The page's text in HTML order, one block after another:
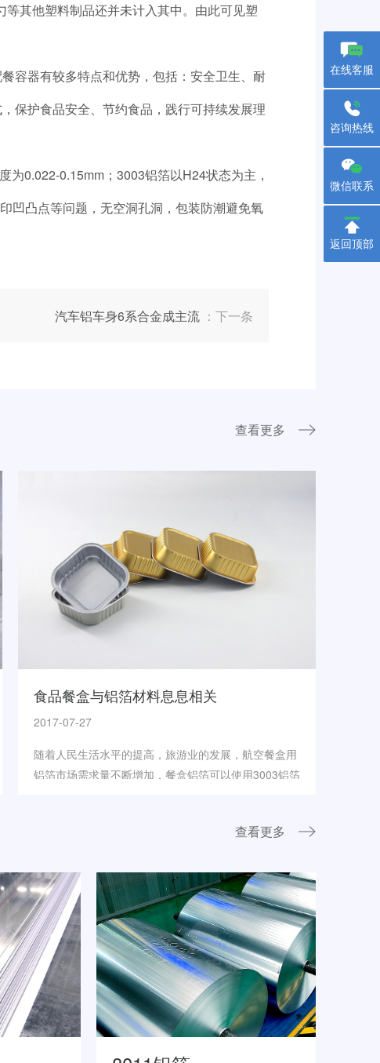
其他塑料制品还并未计入其中。由此可见塑
容器有较多特点和优势，包括：安全卫生、耐
保护食品安全、节约食品，践行可持续发展理
0.022-0.15mm；3003铝箔以H24状态为主，
凹凸点等问题，无空洞孔洞，包装防潮避免氧
汽车铝车身6系合金成主流 ：下一条
查看更多
食品餐盒与铝箔材料息息相关
2017-07-27
随着人民生活水平的提高，旅游业的发展，航空餐盒用
铝箔市场需求量不断增加，餐盒铝箔可以使用3003铝箔
查看更多
在线客服
咨询热线
微信联系
返回顶部